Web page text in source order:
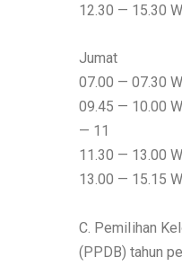
12.30 — 15.30
Jumat
07.00 — 07.30
09.45 — 10.00
— 11
11.30 — 13.00
13.00 — 15.15
C. PemiIihan
(PPDB) tahun